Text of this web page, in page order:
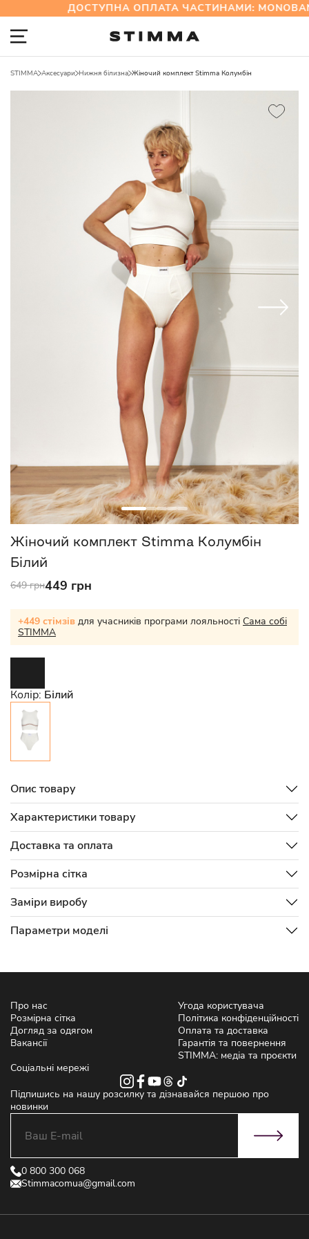
ДОСТУПНА ОПЛАТА ЧАСТИНАМИ:
STIMMA Аксесуари Нижня білизна Жіночий комплект Stimma Колумбін
Жіночий комплект Stimma Колумбін
Білий
649 грн449 грн
+449 стімзів для учасників програми лояльності Сама собі
STIMMA
Колір: Білий
Опис товару
Характеристики товару
Доставка та оплата
Розмірна сітка
Заміри виробу
Параметри моделі
Про нас
Розмірна сітка
Догляд за одягом
Вакансії
Угода користувача
Політика конфіденційності
Оплата та доставка
Гарантія та повернення
STIMMA: медіа та проєкти
Соціальні мережі
Підпишись на нашу розсилку та дізнавайся першою про
новинки
0 800 300 068
Stimmacomua@gmail.com